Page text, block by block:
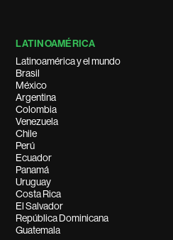
LATINOAMÉRICA
Latinoamérica y el mundo
Brasil
México
Argentina
Colombia
Venezuela
Chile
Perú
Ecuador
Panamá
Uruguay
Costa Rica
El Salvador
República Dominicana
Guatemala